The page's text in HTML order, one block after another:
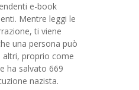
e-book
Mentre leggi le
ti viene
una persona può
altri, proprio come
ha salvato 669
nazista.